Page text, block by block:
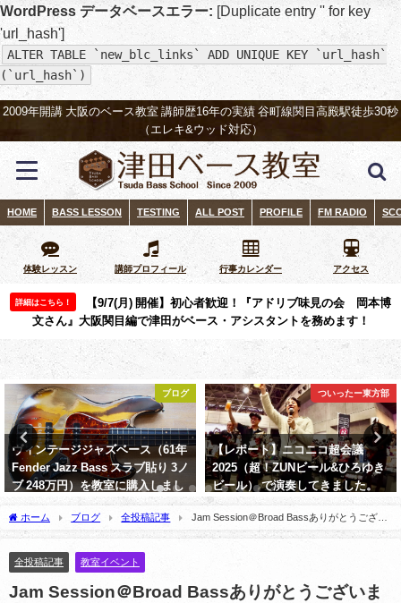
WordPress データベースエラー: [Duplicate entry '' for key
'url_hash']
ALTER TABLE `new_blc_links` ADD UNIQUE KEY `url_hash`
(`url_hash`)
2009年開講 大阪のベース教室 講師歴16年の実績 谷町線関目高殿駅徒歩30秒
（エレキ&ウッド対応）
HOME BASS LESSON TESTING ALL POST PROFILE FM RADIO
体験レッスン 講師プロフィール 行事カレンダー アクセス
詳細はこちら！
【9/7(月) 開催】初心者歓迎！『アドリブ味見の会 岡本博
文さん』大阪関目編で津田がベース・アシスタントを務めます！
ブログ
ヴィンテージジャズベース（61年
Fender Jazz Bass スラブ貼り 3ノ
ブ 248万円）を教室に購入しまし
2021年5月5日
ついったー東方部
【レポート】ニコニコ超会議
2025（超！ZUNビール&ひろゆき
ビール） で演奏してきました。
2025年5月21日
ホーム ブログ 全投稿記事
Jam Session＠Broad Bassありがとうござい
ました！
全投稿記事 教室イベント
Jam Session＠Broad Bassありがとうございま